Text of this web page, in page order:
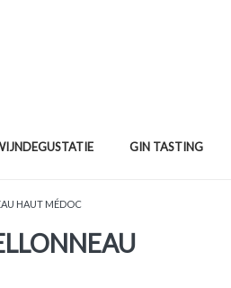
GIN TASTING
HAUT MÉDOC